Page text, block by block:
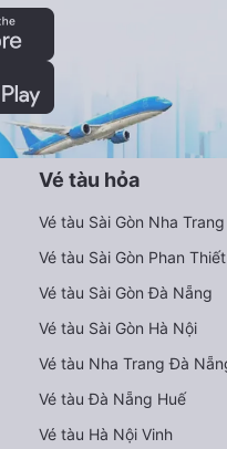
Vé tàu hỏa
Vé tàu Sài Gòn Nha Trang
Vé tàu Sài Gòn Phan Thiết
Vé tàu Sài Gòn Đà Nẵng
Vé tàu Sài Gòn Hà Nội
Vé tàu Nha Trang Đà
Vé tàu Đà Nẵng Huế
Vé tàu Hà Nội Vinh